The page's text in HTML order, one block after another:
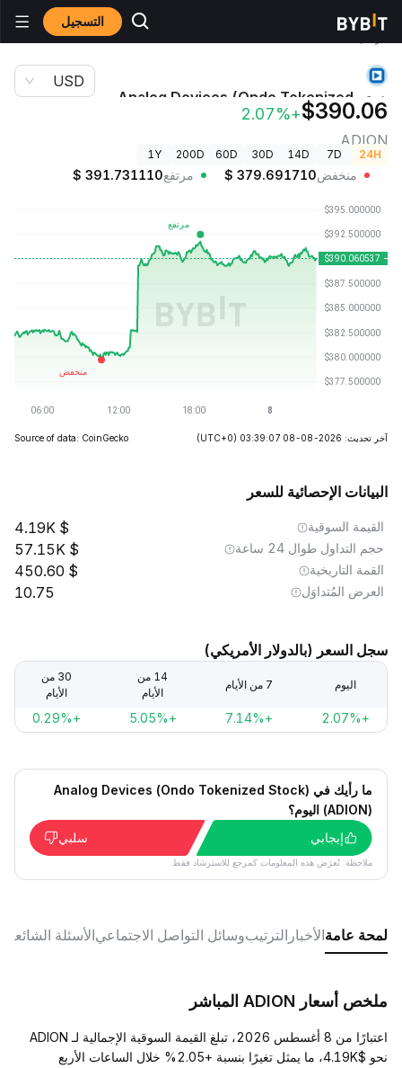
التسجيل
أسعار العملات
سعر Analog Devices (Ondo Tokenized Stock)
سعر Analog Devices (Ondo Tokenized
Stock)
ADION
$390.06
+2.07%
USD
24H
7D
14D
30D
60D
200D
1Y
منخفض $ 379.691710 مرتفع $ 391.731110
آخر تحديث: 2026-08-08 03:39:07 (UTC+0)
Source of data: CoinGecko
البيانات الإحصائية للسعر
القيمة السوقية 4.19K
حجم التداول طوال 24 ساعة 57.15K
القمة التاريخية 450.60
العرض المُتداوَل 10.75
سجل السعر (بالدولار الأمريكي)
اليوم 7 من الأيام
14 من
الأيام
30 من
الأيام
+2.07%
+7.14%
+5.05%
+0.29%
ما رأيك في Analog Devices (Ondo Tokenized Stock)
(ADION) اليوم؟
إيجابي
سلبي
ملاحظة: تُعرَض هذه المعلومات كمرجع للاسترشاد فقط.
لمحة عامةالأخبار الترتيبوسائل التواصل الاجتماعيالأسئلة الشائعة
ملخص أسعار ADION المباشر
اعتبارًا من 8 أغسطس 2026، تبلغ القيمة السوقية الإجمالية لـ ADION
نحو $4.19K، ما يمثل تغيرًا بنسبة +2.05% خلال الساعات الأربع